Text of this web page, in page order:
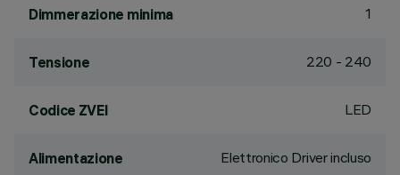
Dimmerazione minima 1
Tensione 220 - 240
Codice ZVEI LED
Alimentazione Elettronico Driver incluso